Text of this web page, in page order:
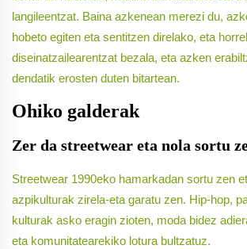
langileentzat. Baina azkenean merezi du,
hobeto egiten eta sentitzen direlako, eta
diseinatzailearentzat bezala, eta azken
dendatik erosten duten bitartean.
Ohiko galderak
Zer da streetwear eta nola sortu
Streetwear 1990eko hamarkadan sortu zen
azpikulturak zirela-eta garatu zen. Hip-hop,
kulturak asko eragin zioten, moda bidez
eta komunitatearekiko lotura bultzatuz.